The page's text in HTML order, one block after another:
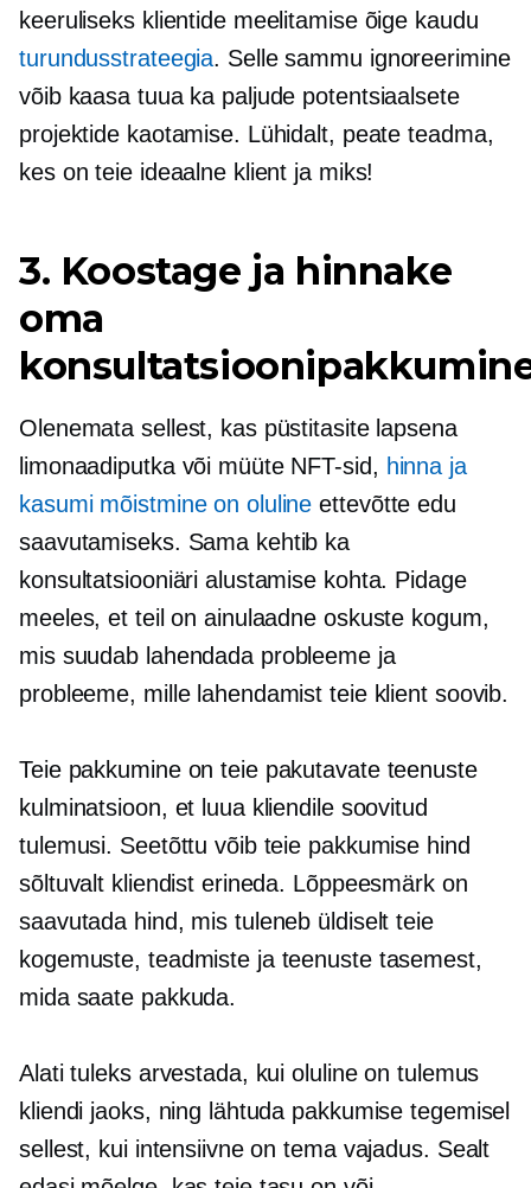
keeruliseks klientide meelitamise õige kaudu
turundusstrateegia. Selle sammu ignoreerimine
võib kaasa tuua ka paljude potentsiaalsete
projektide kaotamise. Lühidalt, peate teadma,
kes on teie ideaalne klient ja miks!
3. Koostage ja hinnake
oma
Olenemata sellest, kas püstitasite lapsena
limonaadiputka või müüte NFT-sid, hinna ja
kasumi mõistmine on oluline ettevõtte edu
saavutamiseks. Sama kehtib ka
konsultatsiooniäri alustamise kohta. Pidage
meeles, et teil on ainulaadne oskuste kogum,
mis suudab lahendada probleeme ja
probleeme, mille lahendamist teie klient soovib.
Teie pakkumine on teie pakutavate teenuste
kulminatsioon, et luua kliendile soovitud
tulemusi. Seetõttu võib teie pakkumise hind
sõltuvalt kliendist erineda. Lõppeesmärk on
saavutada hind, mis tuleneb üldiselt teie
kogemuste, teadmiste ja teenuste tasemest,
mida saate pakkuda.
Alati tuleks arvestada, kui oluline on tulemus
kliendi jaoks, ning lähtuda pakkumise tegemisel
sellest, kui intensiivne on tema vajadus. Sealt